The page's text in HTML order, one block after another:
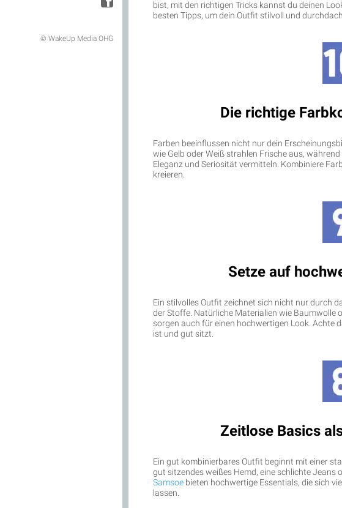
© WakeUp Media OHG
bist, mit den richtigen Tricks kannst du deinen
besten Tipps, um dein Outfit stilvoll und
Die richtige
Farben beeinflussen nicht nur dein
wie Gelb oder Weiß strahlen Frische aus,
Eleganz und Seriosität vermitteln. Kombiniere
kreieren.
Setze auf
Ein stilvolles Outfit zeichnet sich nicht nur durch
der Stoffe. Natürliche Materialien wie Baumwolle
sorgen auch für einen hochwertigen Look. Achte
ist und gut sitzt.
Zeitlose Basics
Ein gut kombinierbares Outfit beginnt mit einer
gut sitzendes weißes Hemd, eine schlichte Jeans
Samsoe bieten hochwertige Essentials, die sich
lassen.